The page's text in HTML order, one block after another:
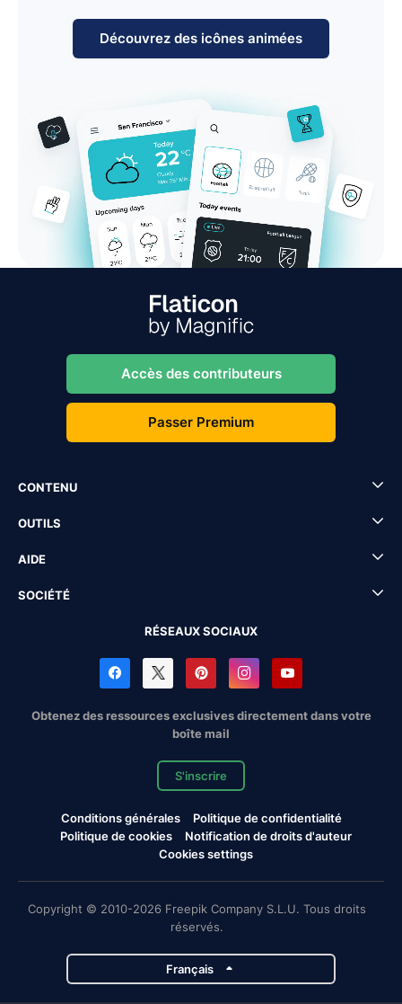
Découvrez des icônes animées
Accès des contributeurs
Passer Premium
CONTENU
OUTILS
AIDE
SOCIÉTÉ
RÉSEAUX SOCIAUX
Obtenez des ressources exclusives directement dans votre
boîte mail
S'inscrire
Conditions générales
Politique de confidentialité
Politique de cookies
Notification de droits d'auteur
Cookies settings
Copyright © 2010-2026 Freepik Company S.L.U. Tous droits
réservés.
Français